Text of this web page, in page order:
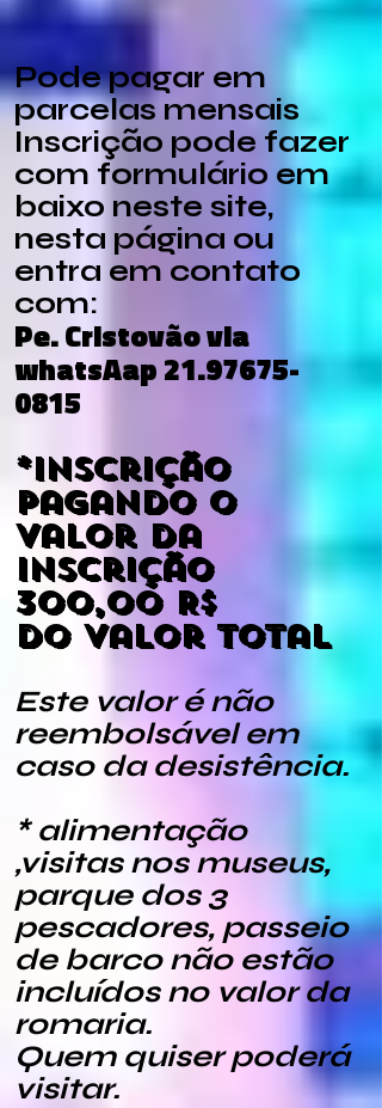
Pode pagar em
parcelas mensais
Inscrição pode fazer
com formulário em
baixo neste site,
nesta página ou
entra em contato
com:
Pe. Cristovão via
whatsAap21.97675-
0815
*Inscrição
pagando o
valor da
inscrição
300,00 R$
do valor total
Este valor é não
reembolsável em
caso da desistência.
* alimentação
,visitas nos museus,
parque dos 3
pescadores, passeio
de barco não estão
incluídos no valor da
romaria.
Quem quiser poderá
visitar.